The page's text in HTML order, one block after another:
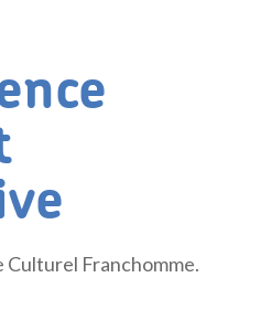
Culturel Franchomme.